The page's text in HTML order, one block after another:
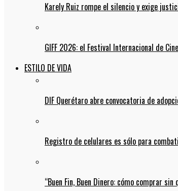
Karely Ruiz rompe el silencio y exige
GIFF 2026: el Festival Internacional de
ESTILO DE VIDA
DIF Querétaro abre convocatoria de
Registro de celulares es sólo para
“Buen Fin, Buen Dinero: cómo comprar